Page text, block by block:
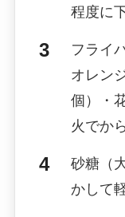
程度に
フライ
オレン
個）・
火でか
砂糖（
かして